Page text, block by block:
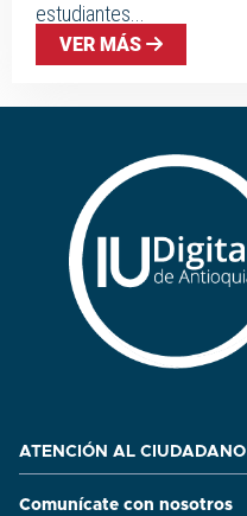
estudiantes...
VER MÁS
ATENCIÓN AL CIUDADANO
Comunícate con nosotros